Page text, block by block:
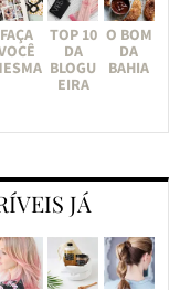
FAÇA
TOP 10
DA
BLOGU
EIRA
O BOM
DA
BAHIA
JÁ